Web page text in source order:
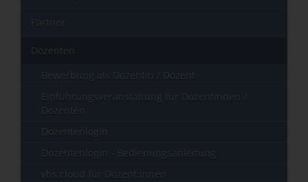
Partner
Dozenten
Bewerbung als Dozentin / Dozent
Einführungsveranstaltung für Dozentinnen /
Dozenten
Dozentenlogin
Dozentenlogin - Bedienungsanleitung
vhs cloud für Dozent:innen